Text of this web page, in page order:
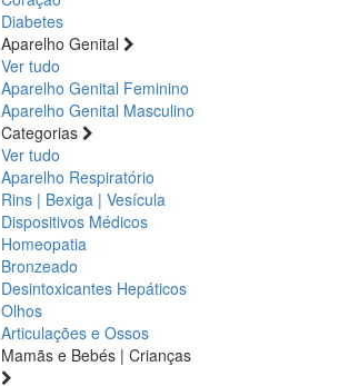
Diabetes
Aparelho Genital
Ver tudo
Aparelho Genital Feminino
Aparelho Genital Masculino
Categorias
Ver tudo
Aparelho Respiratório
Rins | Bexiga | Vesícula
Dispositivos Médicos
Homeopatia
Bronzeado
Desintoxicantes Hepáticos
Olhos
Articulações e Ossos
Mamãs e Bebés | Crianças